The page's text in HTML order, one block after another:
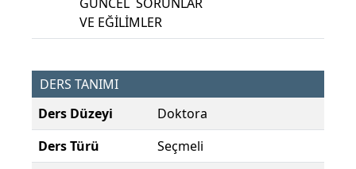
VE EĞİLİMLER
DERS TANIMI
Ders Düzeyi
Doktora
Ders Türü
Seçmeli